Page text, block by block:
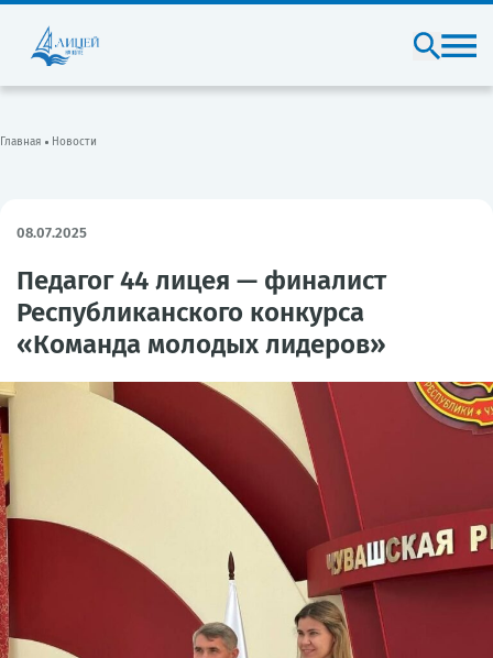
Главная Новости
08.07.2025
Педагог 44 лицея — финалист
Республиканского конкурса
«Команда молодых лидеров»